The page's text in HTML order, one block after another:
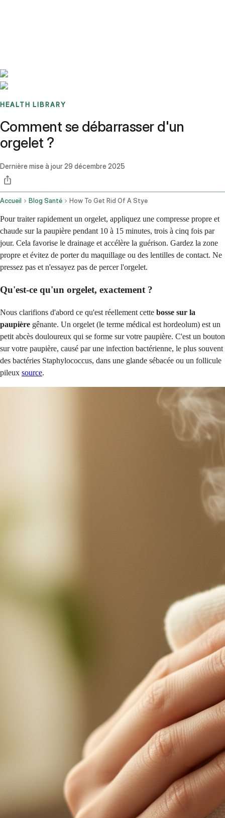
HEALTH LIBRARY
Comment se débarrasser d'un
orgelet ?
Dernière mise à jour29 décembre 2025
Accueil Blog Santé How To Get Rid Of A Stye
Pour traiter rapidement un orgelet, appliquez une compresse propre et
chaude sur la paupière pendant 10 à 15 minutes, trois à cinq fois par
jour. Cela favorise le drainage et accélère la guérison. Gardez la zone
propre et évitez de porter du maquillage ou des lentilles de contact. Ne
pressez pas et n'essayez pas de percer l'orgelet.
Qu'est-ce qu'un orgelet, exactement ?
Nous clarifions d'abord ce qu'est réellement cette bosse sur la
paupière gênante. Un orgelet (le terme médical est hordeolum) est un
petit abcès douloureux qui se forme sur votre paupière. C'est un bouton
sur votre paupière, causé par une infection bactérienne, le plus souvent
des bactéries Staphylococcus, dans une glande sébacée ou un follicule
pileux source.